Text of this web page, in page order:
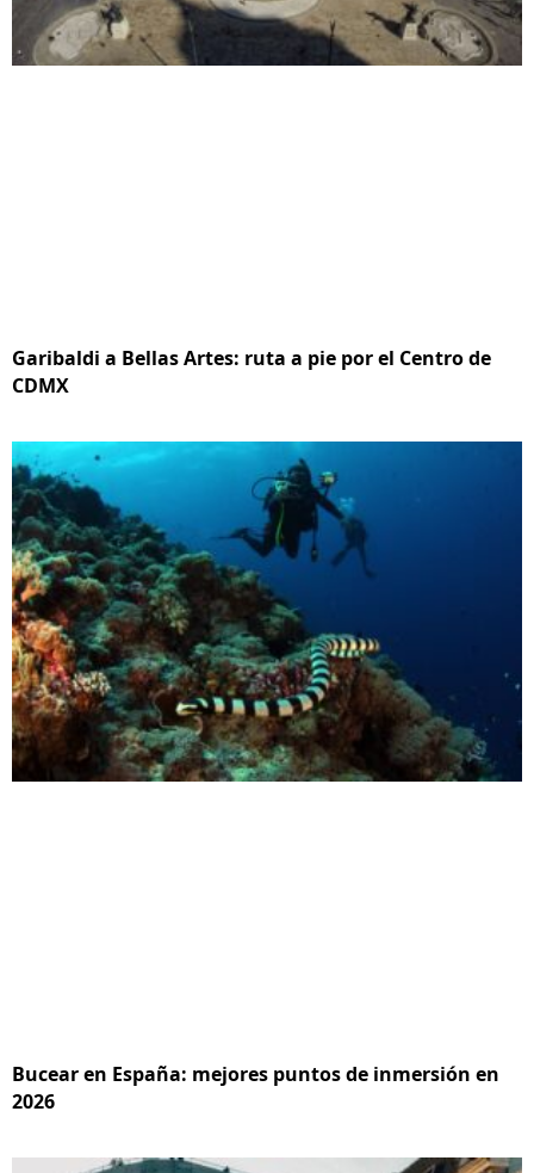
Garibaldi a Bellas Artes: ruta a pie por el Centro de
CDMX
Bucear en España: mejores puntos de inmersión en
2026